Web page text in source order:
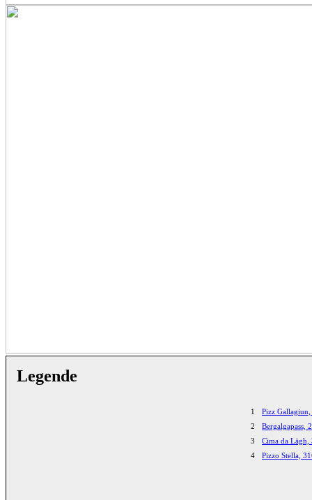
Legende
1
Pizz
2
Bergalgapass,
3
Cima da Lägh,
4
Pizzo Stella,